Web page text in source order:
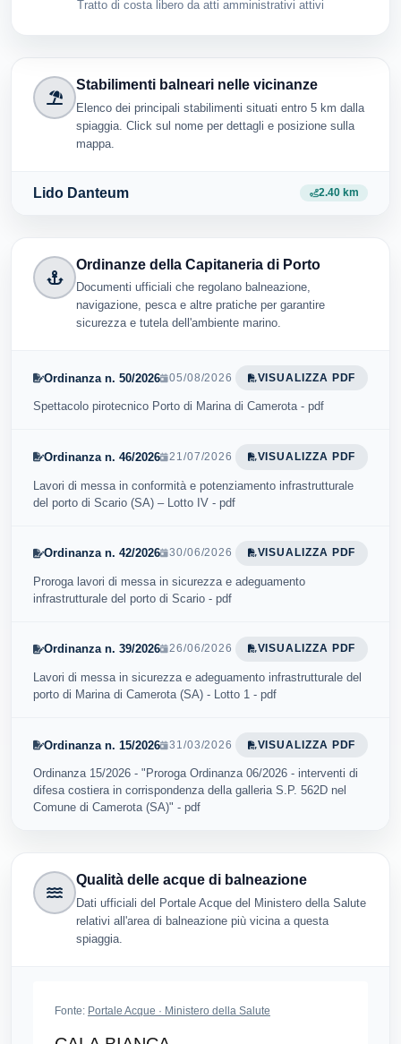
Tratto di costa libero da atti amministrativi attivi
Stabilimenti balneari nelle vicinanze
Elenco dei principali stabilimenti situati entro 5 km dalla
spiaggia. Click sul nome per dettagli e posizione sulla
mappa.
Lido Danteum 2.40 km
Ordinanze della Capitaneria di Porto
Documenti ufficiali che regolano balneazione,
navigazione, pesca e altre pratiche per garantire
sicurezza e tutela dell'ambiente marino.
Ordinanza n. 50/2026 05/08/2026 VISUALIZZA PDF
Spettacolo pirotecnico Porto di Marina di Camerota - pdf
Ordinanza n. 46/2026 21/07/2026 VISUALIZZA PDF
Lavori di messa in conformità e potenziamento infrastrutturale
del porto di Scario (SA) – Lotto IV - pdf
Ordinanza n. 42/2026 30/06/2026 VISUALIZZA PDF
Proroga lavori di messa in sicurezza e adeguamento
infrastrutturale del porto di Scario - pdf
Ordinanza n. 39/2026 26/06/2026 VISUALIZZA PDF
Lavori di messa in sicurezza e adeguamento infrastrutturale del
porto di Marina di Camerota (SA) - Lotto 1 - pdf
Ordinanza n. 15/2026 31/03/2026 VISUALIZZA PDF
Ordinanza 15/2026 - "Proroga Ordinanza 06/2026 - interventi di
difesa costiera in corrispondenza della galleria S.P. 562D nel
Comune di Camerota (SA)" - pdf
Qualità delle acque di balneazione
Dati ufficiali del Portale Acque del Ministero della Salute
relativi all'area di balneazione più vicina a questa
spiaggia.
Fonte: Portale Acque · Ministero della Salute